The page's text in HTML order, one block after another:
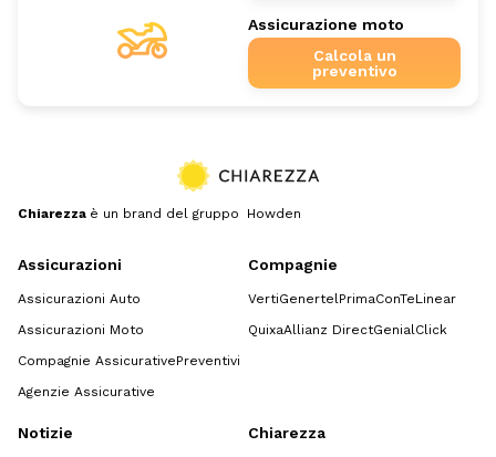
Assicurazione moto
Calcola un
preventivo
Chiarezza è un brand del gruppo Howden
Assicurazioni
Assicurazioni Auto
Assicurazioni Moto
Compagnie AssicurativePreventivi
Agenzie Assicurative
Compagnie
VertiGenertelPrimaConTeLinear
QuixaAllianz DirectGenialClick
Notizie Chiarezza